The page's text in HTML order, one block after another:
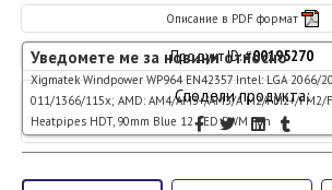
Описание в PDF формат
Продукт ID: #00195270
Сподели продукта:
Уведомете ме за новини относно
Xigmatek Windpower WP964 EN42357 Intel: LGA 2066/
011/1366/115x; AMD: AM4/AM3+/AM3/A M2/FM2+/FM2/
Heatpipes HDT, 90mm Blue 12 LED PWM Fan